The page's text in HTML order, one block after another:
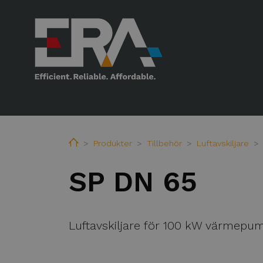
HomeProdukter Tillbehör Luftavskiljare
SP DN 65
Luftavskiljare för 100 kW